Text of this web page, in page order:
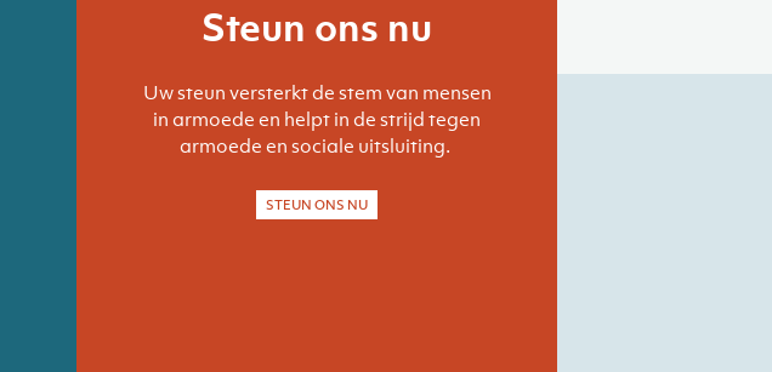
Steun ons nu
Uw steun versterkt de stem van mensen
in armoede en helpt in de strijd tegen
armoede en sociale uitsluiting.
STEUN ONS NU